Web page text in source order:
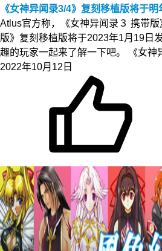
《女神异闻录3/4》复刻移植版将于
Atlus官方称，《女神异闻录３ 携带
版》复刻移植版将于2023年1月19日
趣的玩家一起来了解一下吧。 《女
2022年10月12日